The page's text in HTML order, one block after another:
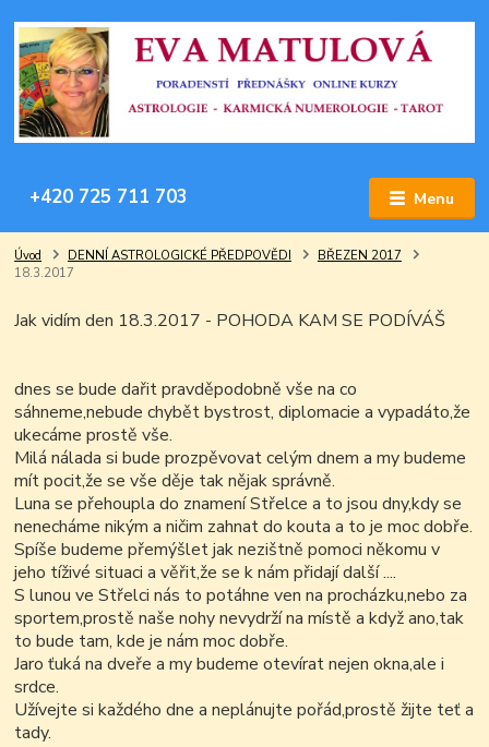
Menu
+420 725 711 703
Úvod DENNÍ ASTROLOGICKÉ PŘEDPOVĚDI
BŘEZEN 2017
18.3.2017
Jak vidím den 18.3.2017 - POHODA KAM SE PODÍVÁŠ
dnes se bude dařit pravděpodobně vše na co
sáhneme,nebude chybět bystrost, diplomacie a vypadáto,že
ukecáme prostě vše.
Milá nálada si bude prozpěvovat celým dnem a my budeme
mít pocit,že se vše děje tak nějak správně.
Luna se přehoupla do znamení Střelce a to jsou dny,kdy se
nenecháme nikým a ničim zahnat do kouta a to je moc dobře.
Spíše budeme přemýšlet jak nezištně pomoci někomu v
jeho tíživé situaci a věřit,že se k nám přidají další ....
S lunou ve Střelci nás to potáhne ven na procházku,nebo za
sportem,prostě naše nohy nevydrží na místě a když ano,tak
to bude tam, kde je nám moc dobře.
Jaro ťuká na dveře a my budeme otevírat nejen okna,ale i
srdce.
Užívejte si každého dne a neplánujte pořád,prostě žijte teť a
tady.